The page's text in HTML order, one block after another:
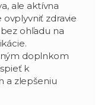
ale aktívna
zdravie
ohľadu na
doplnkom
k
a zlepšeniu